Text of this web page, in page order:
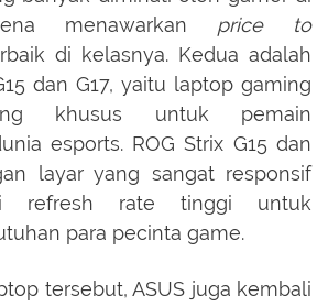
menawarkan price to
di kelasnya. Kedua adalah
dan G17, yaitu laptop gaming
khusus untuk pemain
esports. ROG Strix G15 dan
layar yang sangat responsif
refresh rate tinggi untuk
para pecinta game.
tersebut, ASUS juga kembali